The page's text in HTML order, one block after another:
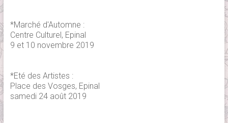
*Marché d'Automne :
Centre Culturel, Epinal
9 et 10 novembre 2019
*Eté des Artistes :
Place des Vosges, Epinal
samedi 24 août 2019